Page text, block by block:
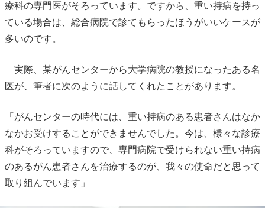
療科の専門医がそろっています。ですから、重い持病を持っ
ている場合は、総合病院で診てもらったほうがいいケースが
多いのです。
実際、某がんセンターから大学病院の教授になったある名
医が、筆者に次のように話してくれたことがあります。
「がんセンターの時代には、重い持病のある患者さんはなか
なかお受けすることができませんでした。今は、様々な診療
科がそろっていますので、専門病院で受けられない重い持病
のあるがん患者さんを治療するのが、我々の使命だと思って
取り組んでいます」